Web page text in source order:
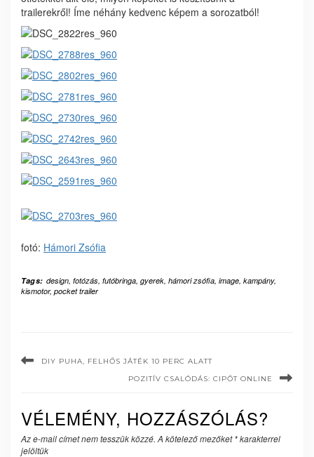
trailerekről! Íme néhány kedvenc képem a sorozatból!
fotó: Hámori Zsófia
Tags: design, fotózás, futóbringa, gyerek, hámori zsófia, image, kampány,
kismotor, pocket trailer
DIY PUHA, FELHŐS JÁTÉK 10 PERC ALATT
POZITÍV CSALÓDÁS: CIPŐT ONLINE
VÉLEMÉNY, HOZZÁSZÓLÁS?
Az e-mail címet nem tesszük közzé. A kötelező mezőket*karakterrel
jelöltük